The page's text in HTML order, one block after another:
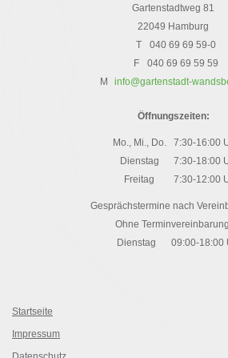
Gartenstadtweg 81
22049 Hamburg
T
040 69 69 59-0
F
040 69 69 59 59
M
info@gartenstadt-
Öffnungszeiten:
Mo., Mi., Do.
7:30-16:00
Dienstag
7:30-18:00
Freitag
7:30-12:00
Gesprächstermine nach
Ohne
Dienstag
09:00-18:00
Startseite
Impressum